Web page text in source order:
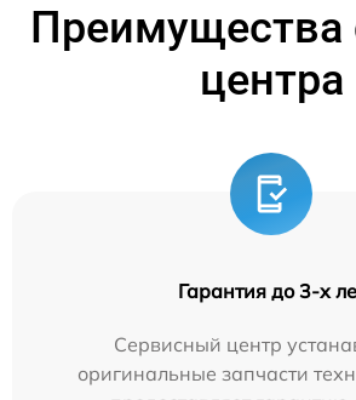
Преимущества
центра
Гарантия до 3-х
Сервисный центр
оригинальные запчасти